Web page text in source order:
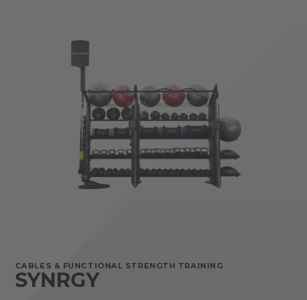
CABLES & FUNCTIONAL STRENGTH TRAINING
SYNRGY